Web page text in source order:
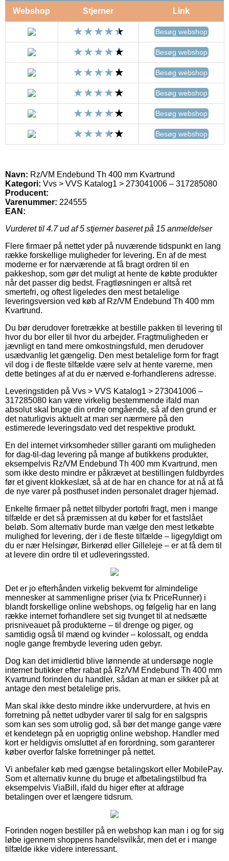
Webshop Stjerner Link
Besøg webshop
Besøg webshop
Besøg webshop
Besøg webshop
Besøg webshop
Besøg webshop
Navn: Rz/VM Endebund Th 400 mm Kvartrund
Kategori: Vvs > VVS Katalog1 > 273041006 – 317285080
Producent:
Varenummer: 224555
EAN:
Vurderet til 4.7ud af 5 stjerner baseret på 15 anmeldelser
Flere firmaer på nettet yder på nuværende tidspunkt en lang
række forskellige muligheder for levering. En af de mest
moderne er for nærværende at få bragt ordren til en
pakkeshop, som gør det muligt at hente de købte produkter
når det passer dig bedst. Fragtløsningen er altså ret
smertefri, og oftest ligeledes den mest betalelige
leveringsversion ved køb af Rz/VM Endebund Th 400 mm
Kvartrund.
Du bør derudover foretrække at bestille pakken til levering til
hvor du bor eller til hvor du arbejder. Fragtmuligheden er
jævnligt en tand mere omkostningsfuld, men derudover
usædvanlig let gængelig. Den mest betalelige form for fragt
vil dog i de fleste tilfælde være selv at hente varerne, men
dette betinges af at du er nærved e-forhandlerens adresse.
Leveringstiden på Vvs > VVS Katalog1 > 273041006 –
317285080 kan være virkelig bestemmende ifald man
absolut skal bruge din ordre omgående, så af den grund er
det naturligvis aktuelt at man ser nærmere på den
estimerede leveringsdato ved det respektive produkt.
En del internet virksomheder stiller garanti om muligheden
for dag-til-dag levering på mange af butikkens produkter,
eksempelvis Rz/VM Endebund Th 400 mm Kvartrund, men
som ikke desto mindre er påkrævet at bestillingen fuldbyrdes
før et givent klokkeslæt, så at de har en chance for at nå at få
de nye varer på posthuset inden personalet drager hjemad.
Enkelte firmaer på nettet tilbyder portofri fragt, men i mange
tilfælde er det så præmissen at du køber for et fastslået
beløb. Som alternativ burde man vælge den mest letkøbte
mulighed for levering, der i de fleste tilfælde – ligegyldigt om
du er nær Helsingør, Birkerød eller Gilleleje – er at få dem til
at levere din ordre til et udleveringssted.
Det er jo efterhånden virkelig bekvemt for almindelige
mennesker at sammenligne priser (via fx PriceRunner) i
blandt forskellige online webshops, og følgelig har en lang
række internet forhandlere set sig tvunget til at nedsætte
prisniveauet på produkterne – til drenge og piger, og
samtidig også til mænd og kvinder – kolossalt, og endda
nogle gange frembyde levering uden gebyr.
Dog kan det imidlertid blive lønnende at undersøge nogle
internet butikker efter rabat på Rz/VM Endebund Th 400 mm
Kvartrund forinden du handler, sådan at man er sikker på at
antage den mest betalelige pris.
Man skal ikke desto mindre ikke undervurdere, at hvis en
forretning på nettet udbyder varer til salg for en salgspris
som kan ses som utrolig god, så bør det mange gange være
et kendetegn på en uoprigtig online webshop. Handler med
kort er heldigvis omsluttet af en forordning, som garanterer
køber overfor falske forretninger på nettet.
Vi anbefaler køb med gængse betalingskort eller MobilePay.
Som et alternativ kunne du bruge et afbetalingstilbud fra
eksempelvis ViaBill, ifald du higer efter at afdrage
betalingen over et længere tidsrum.
Forinden nogen bestiller på en webshop kan man i og for sig
løbe igennem shoppens handelsvilkår, men det er i mange
tilfælde ikke videre interessant.